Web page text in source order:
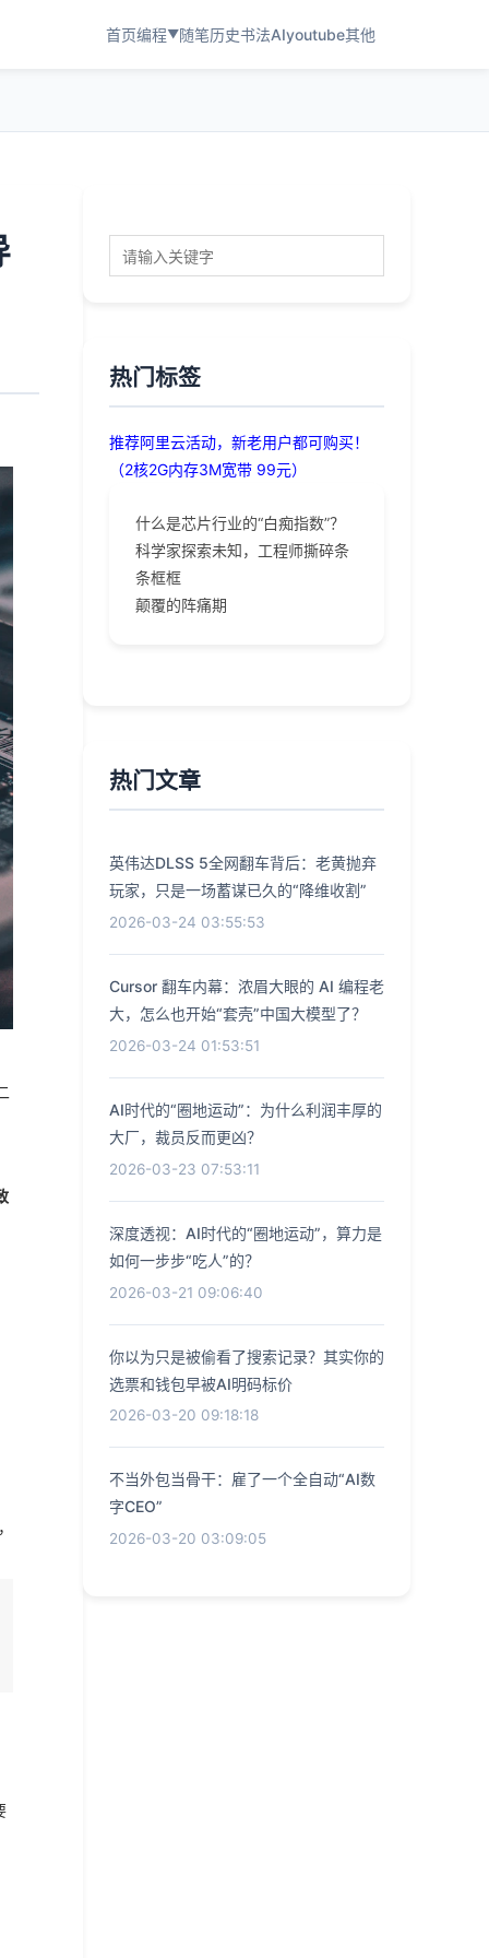
首页编程▼随笔历史书法AIyoutube其他
热门标签
推荐阿里云活动，新老用户都可购买！
（2核2G内存3M宽带 99元）
什么是芯片行业的“白痴指数”？
科学家探索未知，工程师撕碎条
条框框
颠覆的阵痛期
热门文章
英伟达DLSS 5全网翻车背后：老黄抛弃
玩家，只是一场蓄谋已久的“降维收割”
2026-03-24 03:55:53
Cursor 翻车内幕：浓眉大眼的 AI 编程老
大，怎么也开始“套壳”中国大模型了？
2026-03-24 01:53:51
AI时代的“圈地运动”：为什么利润丰厚的
大厂，裁员反而更凶？
2026-03-23 07:53:11
深度透视：AI时代的“圈地运动”，算力是
如何一步步“吃人”的？
2026-03-21 09:06:40
你以为只是被偷看了搜索记录？其实你的
选票和钱包早被AI明码标价
2026-03-20 09:18:18
不当外包当骨干：雇了一个全自动“AI数
字CEO”
2026-03-20 03:09:05